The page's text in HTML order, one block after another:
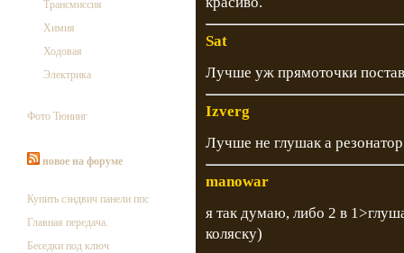
Трансмиссия
Химия
Ходовая
Электрика
Фото Тюнинг
новое на форуме
Купить сэндвич панели ппс
Главная передача.
Беседки под ключ
Sat
Лучше уж прямоточки
Izverg
Лучше не глушак а
manowar
я так думаю, либо 2 в
коляску)